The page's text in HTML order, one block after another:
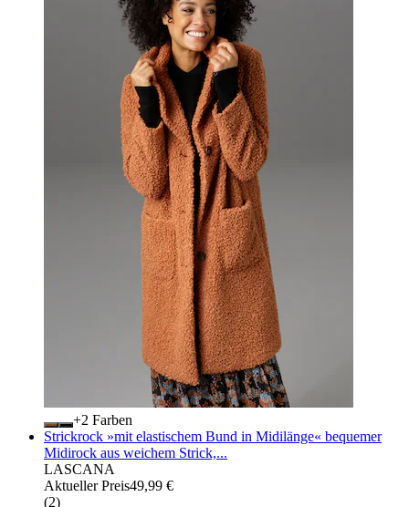
+
Farben
Strickrock »mit elastischem Bund in Midilänge« bequemer
Midirock aus weichem Strick,...
LASCANA
Aktueller Preis49,99 €
(2)